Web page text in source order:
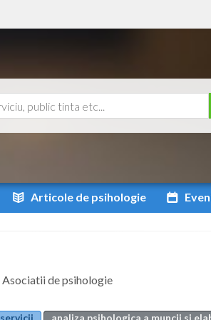
Articole de psihologie
Asociatii de psihologie
servicii
analiza psihologica a muncii si